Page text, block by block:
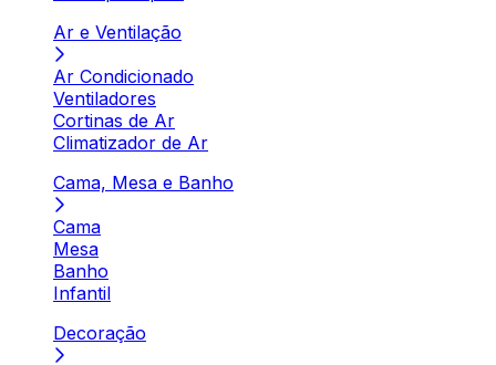
Ar e Ventilação
Ar Condicionado
Ventiladores
Cortinas de Ar
Climatizador de Ar
Cama, Mesa e Banho
Cama
Mesa
Banho
Infantil
Decoração